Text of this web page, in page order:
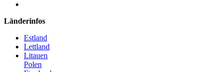
Länderinfos
Estland
Lettland
Litauen
Polen